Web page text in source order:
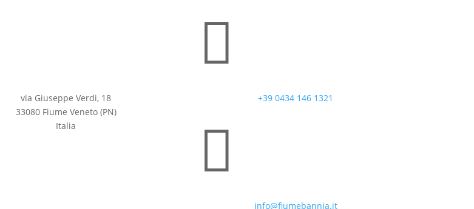
via Giuseppe Verdi, 18
33080 Fiume Veneto (PN)
Italia

+39 0434 146 1321

info@fiumebannia.it